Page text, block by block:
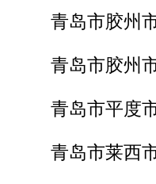
青岛市胶州
青岛市胶州
青岛市平度
青岛市莱西